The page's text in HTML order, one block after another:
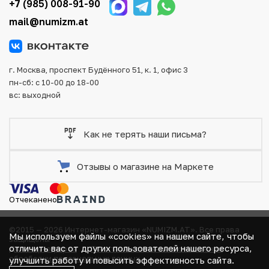
Для вашего удобства представлены несколько способов
оплаты и доставки заказа. Все отправления надежно и
повреждения во время доставки.
+7 (985) 008-91-90
mail@numizm.at
г. Москва, проспект Будённого 51, к. 1, офис 3
пн-сб: с 10-00 до 18-00
вс: выходной
©2015 — 2026 Интернет-магазин «NUMIZM.AT». Все права
защищены
Договор-оферта
Политика компании в отношении
обработки персональных данных
Как не терять наши письма?
Отзывы о магазине на Маркете
Отчеканено
Мы используем файлы «cookies» на нашем сайте, чтобы
отличить вас от других пользователей нашего ресурса,
улучшить работу и повысить эффективность сайта.